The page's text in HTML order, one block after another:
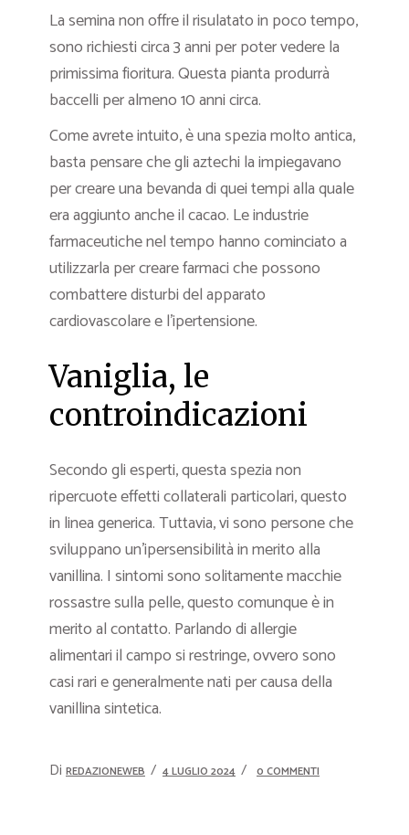
La semina non offre il risulatato in poco tempo,
sono richiesti circa 3 anni per poter vedere la
primissima fioritura. Questa pianta produrrà
baccelli per almeno 10 anni circa.
Come avrete intuito, è una spezia molto antica,
basta pensare che gli aztechi la impiegavano
per creare una bevanda di quei tempi alla quale
era aggiunto anche il cacao. Le industrie
farmaceutiche nel tempo hanno cominciato a
utilizzarla per creare farmaci che possono
combattere disturbi del apparato
cardiovascolare e l’ipertensione.
Vaniglia, le
controindicazioni
Secondo gli esperti, questa spezia non
ripercuote effetti collaterali particolari, questo
in linea generica. Tuttavia, vi sono persone che
sviluppano un’ipersensibilità in merito alla
vanillina. I sintomi sono solitamente macchie
rossastre sulla pelle, questo comunque è in
merito al contatto. Parlando di allergie
alimentari il campo si restringe, ovvero sono
casi rari e generalmente nati per causa della
vanillina sintetica.
Di REDAZIONEWEB 4 LUGLIO 2024 0 COMMENTI